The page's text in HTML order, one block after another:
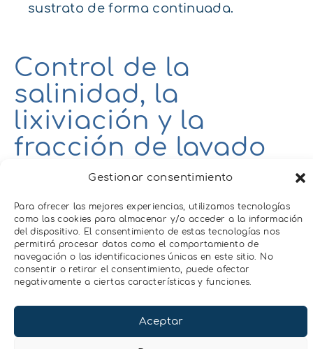
Gestionar consentimiento
Para ofrecer las mejores experiencias, utilizamos tecnologías
como las cookies para almacenar y/o acceder a la información
del dispositivo. El consentimiento de estas tecnologías nos
permitirá procesar datos como el comportamiento de
navegación o las identificaciones únicas en este sitio. No
consentir o retirar el consentimiento, puede afectar
negativamente a ciertas características y funciones.
Aceptar
sustrato de forma continuada.
Control de la
salinidad, la
lixiviación y la
fracción de lavado
riego o en el perfil del suelo, la sonda
TEROS 12 puede proporcionar
información sobre la acumulación de
sales en el suelo, la fracción de lavado, el
drenaje y el lavado de nutrientes y sales.
Control de la
fertirrigación